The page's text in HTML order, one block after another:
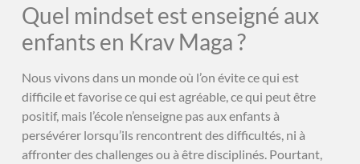
Quel mindset est enseigné aux
enfants en Krav Maga ?
Nous vivons dans un monde où l’on évite ce qui est
difficile et favorise ce qui est agréable, ce qui peut être
positif, mais l’école n’enseigne pas aux enfants à
persévérer lorsqu’ils rencontrent des difficultés, ni à
affronter des challenges ou à être disciplinés. Pourtant,